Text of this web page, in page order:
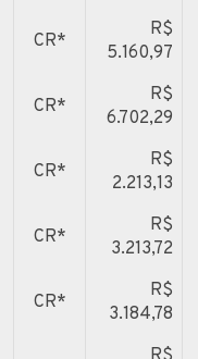
CR*
R$
5.160,97
CR*
R$
6.702,29
CR*
R$
2.213,13
CR*
R$
3.213,72
CR*
R$
3.184,78